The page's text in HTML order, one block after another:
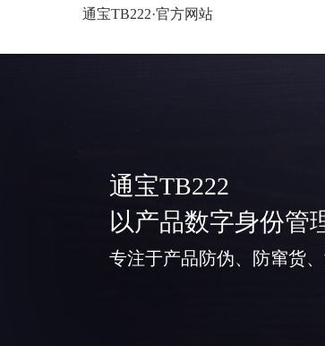
通宝TB222·官方网站
通宝TB222
以产品数字身份管
专注于产品防伪、防窜货